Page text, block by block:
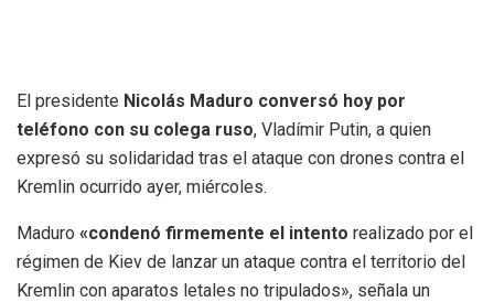
El presidente Nicolás Maduro conversó hoy por
teléfono con su colega ruso, Vladímir Putin, a quien
expresó su solidaridad tras el ataque con drones contra el
Kremlin ocurrido ayer, miércoles.
Maduro «condenó firmemente el intento realizado por el
régimen de Kiev de lanzar un ataque contra el territorio del
Kremlin con aparatos letales no tripulados», señala un